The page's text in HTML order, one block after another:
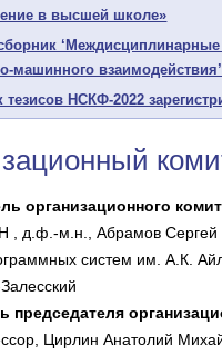
в высшей школе»
машинного взаимодействия’
тезисов НСКФ-2022
организационного
, д.ф.-м.н., Абрамов Сергей
систем им. А.К.
председателя
Цирлин Анатолий